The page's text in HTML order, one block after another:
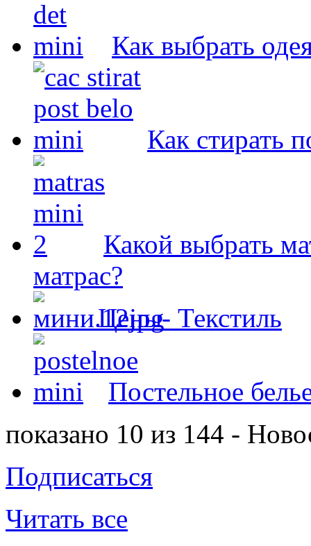
Как выбрать
Как стирать
Какой выбрать
матрас?
Цены- Текстиль
Постельное
показано 10 из 144 -
Подписаться
Читать все